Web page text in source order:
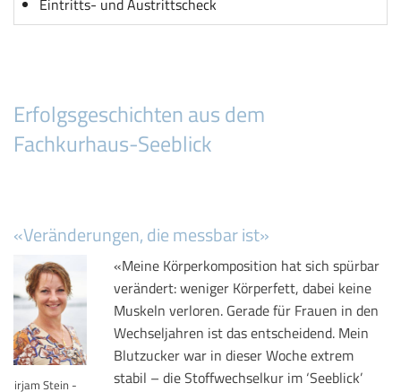
Eintritts- und Austrittscheck
Erfolgsgeschichten aus dem
Fachkurhaus-Seeblick
«Veränderungen, die messbar ist»
Mirjam Stein -
«Meine Körperkomposition hat sich spürbar
verändert: weniger Körperfett, dabei keine
Muskeln verloren. Gerade für Frauen in den
Wechseljahren ist das entscheidend. Mein
Blutzucker war in dieser Woche extrem
stabil – die Stoffwechselkur im ‘Seeblick’